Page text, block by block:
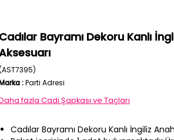
Cadılar Bayramı Dekoru Kanlı
:Parti Adresi
fazla Cadı Şapkası ve Taçları
Cadılar Bayramı Dekoru Kanlı İngiliz